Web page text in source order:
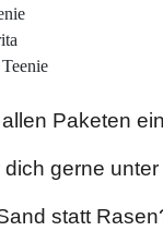
Paketen
gerne unter
statt